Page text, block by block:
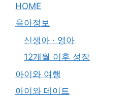
HOME
육아정보
신생아 · 영아
12개월 이후 성장
아이와 여행
아이와 데이트